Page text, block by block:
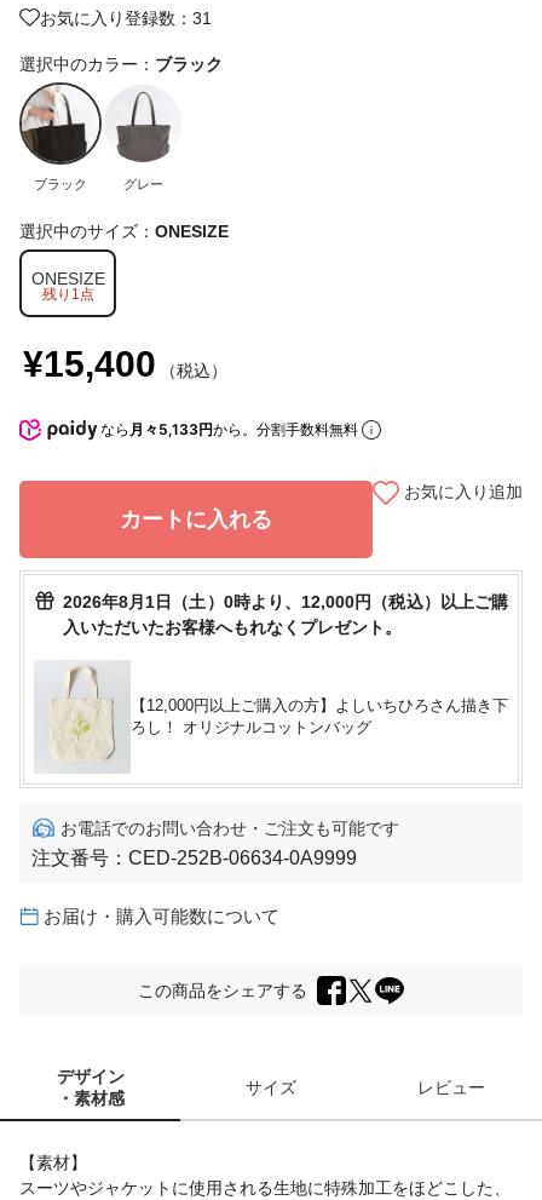
お気に入り登録数：31
選択中のカラー： ブラック
ブラック グレー
選択中のサイズ： ONESIZE
ONESIZE
残り1点
¥15,400 （税込）
なら 月々5,133円から。分割手数料無料
カートに入れる
お気に入り追加
2026年8月1日（土）0時より、12,000円（税込）以上ご購
入いただいたお客様へもれなくプレゼント。
【12,000円以上ご購入の方】よしいちひろさん描き下
ろし！ オリジナルコットンバッグ
お電話でのお問い合わせ・ご注文も可能です
注文番号： CED-252B-06634-0A9999
お届け・購入可能数について
この商品をシェアする
デザイン
・素材感
サイズ レビュー
【素材】
スーツやジャケットに使用される生地に特殊加工をほどこした、